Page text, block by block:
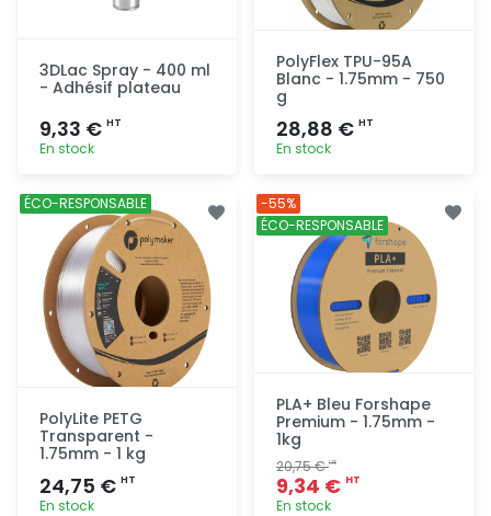
3DLac Spray - 400 ml
- Adhésif plateau
9,33 € HT
En stock
Ajout
rapide
PolyFlex TPU-95A
Blanc - 1.75mm - 750
g
28,88 € HT
En stock
rapide
PolyLite PETG
Transparent -
1.75mm - 1 kg
24,75 € HT
En stock
ÉCO-RESPONSABLE
PLA+ Bleu Forshape
Premium - 1.75mm -
1kg
20,75 €HT
9,34 € HT
En stock
-55%
ÉCO-RESPONSABLE